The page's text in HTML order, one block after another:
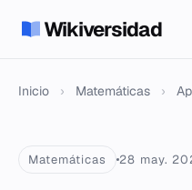
Wikiversidad
Inicio › Matemáticas ›
Matemáticas 28 may.